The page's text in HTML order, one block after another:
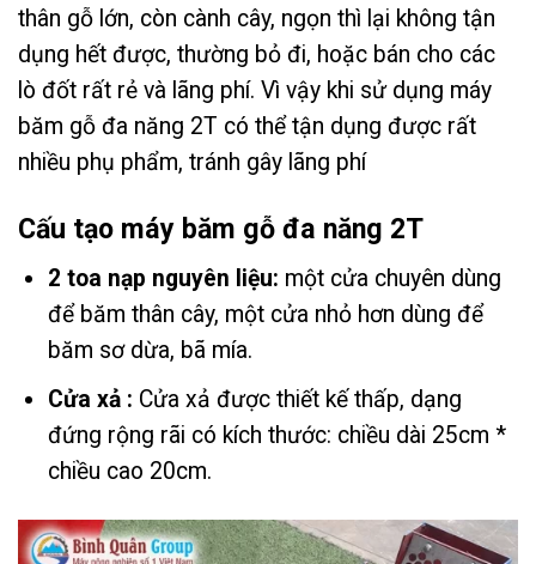
thân gỗ lớn, còn cành cây, ngọn thì lại không tận
dụng hết được, thường bỏ đi, hoặc bán cho các
lò đốt rất rẻ và lãng phí. Vì vậy khi sử dụng máy
băm gỗ đa năng 2T có thể tận dụng được rất
nhiều phụ phẩm, tránh gây lãng phí
Cấu tạo máy băm gỗ đa năng 2T
2 toa nạp nguyên liệu: một cửa chuyên dùng
để băm thân cây, một cửa nhỏ hơn dùng để
băm sơ dừa, bã mía.
Cửa xả : Cửa xả được thiết kế thấp, dạng
đứng rộng rãi có kích thước: chiều dài 25cm *
chiều cao 20cm.